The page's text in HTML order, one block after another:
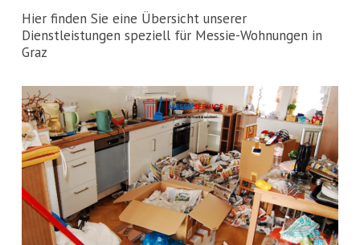
Hier finden Sie eine Übersicht unserer
Dienstleistungen speziell für Messie-Wohnungen in
Graz